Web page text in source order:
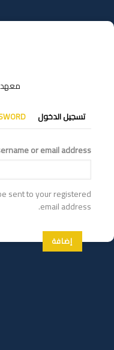
إلى
المحتوى
معهد
التبويبات
الأساسية
تسجيل الدخول
or email address
sent to your registered
email address.